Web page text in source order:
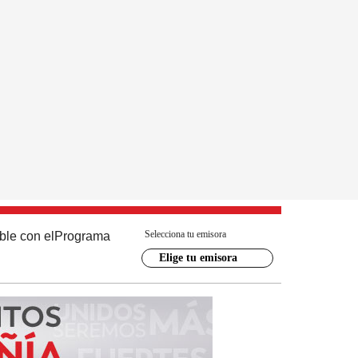
con el Programa Selecciona tu emisora
Elige tu emisora